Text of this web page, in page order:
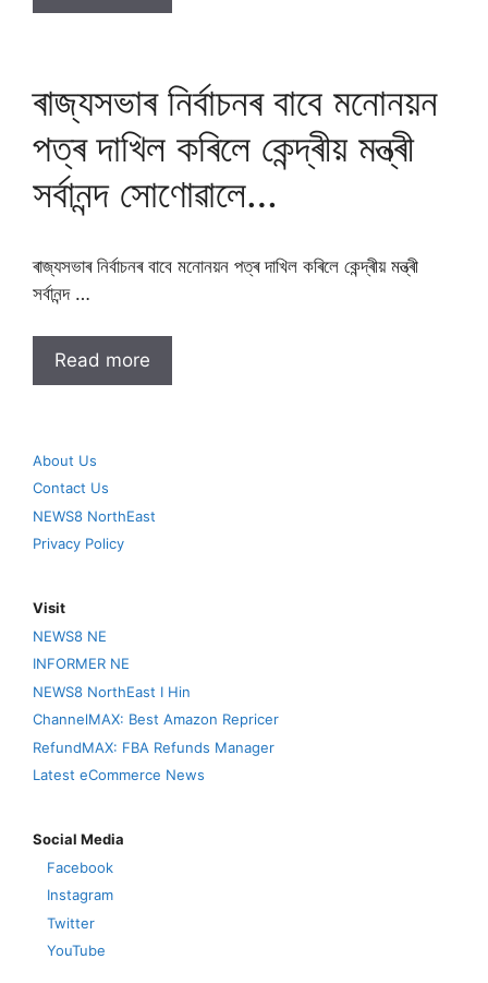
ৰাজ্যসভাৰ নিৰ্বাচনৰ বাবে মনোনয়ন
পত্ৰ দাখিল কৰিলে কেন্দ্ৰীয় মন্ত্ৰী
সৰ্বানন্দ সোণোৱালে…
ৰাজ্যসভাৰ নিৰ্বাচনৰ বাবে মনোনয়ন পত্ৰ দাখিল কৰিলে কেন্দ্ৰীয় মন্ত্ৰী
সৰ্বানন্দ …
Read more
About Us
Contact Us
NEWS8 NorthEast
Privacy Policy
Visit
NEWS8 NE
INFORMER NE
NEWS8 NorthEast I Hin
ChannelMAX: Best Amazon Repricer
RefundMAX: FBA Refunds Manager
Latest eCommerce News
Social Media
Facebook
Instagram
Twitter
YouTube